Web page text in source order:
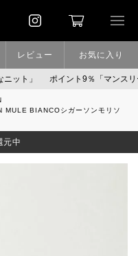
ポイント9％「マンスリーポイ
レビュー お気に入り
BIANCOシガーソンモリソ
元中